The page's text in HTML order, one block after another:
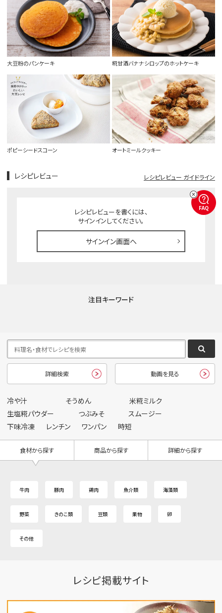
大豆粉のパンケーキ 糀甘酒バナナシロップのホットケーキ
ポピーシードスコーン オートミールクッキー
レシピレビュー レシピレビュー ガイドライン
レシピレビューを書くには、
サインインしてください。
サインイン画面へ
注目キーワード
詳細検索 動画を見る
冷や汁 そうめん
米糀ミルク
生塩糀パウダー
つぶみそ
スムージー
下味冷凍
レンチン ワンパン 時短
食材から探す 商品から探す 詳細から探す
牛肉 豚肉 鶏肉 魚介類 海藻類
野菜 きのこ類 豆類 果物 卵
その他
レシピ掲載サイト
FAQ